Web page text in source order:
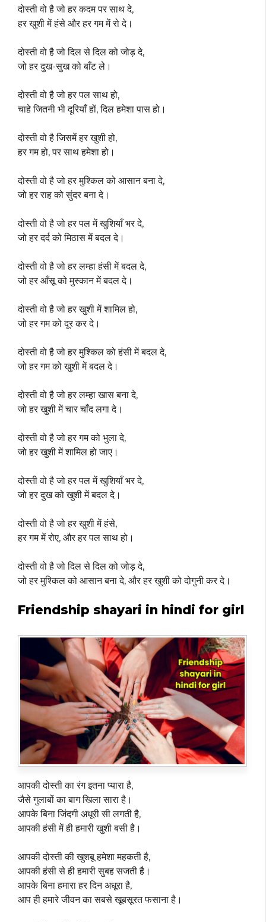
दोस्ती वो है जो हर कदम पर साथ दे,
हर खुशी में हंसे और हर गम में रो दे।
दोस्ती वो है जो दिल से दिल को जोड़ दे,
जो हर दुख-सुख को बाँट ले।
दोस्ती वो है जो हर पल साथ हो,
चाहे जितनी भी दूरियाँ हों, दिल हमेशा पास हो।
दोस्ती वो है जिसमें हर खुशी हो,
हर गम हो, पर साथ हमेशा हो।
दोस्ती वो है जो हर मुश्किल को आसान बना दे,
जो हर राह को सुंदर बना दे।
दोस्ती वो है जो हर पल में खुशियाँ भर दे,
जो हर दर्द को मिठास में बदल दे।
दोस्ती वो है जो हर लम्हा हंसी में बदल दे,
जो हर आँसू को मुस्कान में बदल दे।
दोस्ती वो है जो हर खुशी में शामिल हो,
जो हर गम को दूर कर दे।
दोस्ती वो है जो हर मुश्किल को हंसी में बदल दे,
जो हर गम को खुशी में बदल दे।
दोस्ती वो है जो हर लम्हा खास बना दे,
जो हर खुशी में चार चाँद लगा दे।
दोस्ती वो है जो हर गम को भुला दे,
जो हर खुशी में शामिल हो जाए।
दोस्ती वो है जो हर पल में खुशियाँ भर दे,
जो हर दुख को खुशी में बदल दे।
दोस्ती वो है जो हर खुशी में हंसे,
हर गम में रोए, और हर पल साथ हो।
दोस्ती वो है जो दिल से दिल को जोड़ दे,
जो हर मुश्किल को आसान बना दे, और हर खुशी को दोगुनी कर दे।
Friendship shayari in hindi for girl
आपकी दोस्ती का रंग इतना प्यारा है,
जैसे गुलाबों का बाग खिला सारा है।
आपके बिना जिंदगी अधूरी सी लगती है,
आपकी हंसी में ही हमारी खुशी बसी है।
आपकी दोस्ती की खुशबू हमेशा महकती है,
आपकी हंसी से ही हमारी सुबह सजती है।
आपके बिना हमारा हर दिन अधूरा है,
आप ही हमारे जीवन का सबसे खूबसूरत फसाना है।